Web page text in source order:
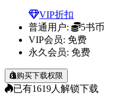
VIP折扣
普通用户:
5书币
VIP会员: 免费
永久会员: 免费
购买下载权限
已有1619人解锁下载